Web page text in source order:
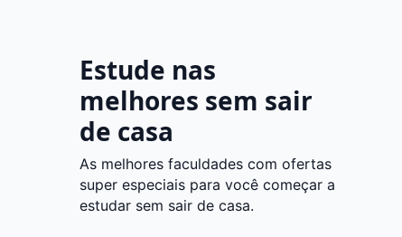
Estude nas
melhores sem sair
de casa
As melhores faculdades com ofertas
super especiais para você começar a
estudar sem sair de casa.